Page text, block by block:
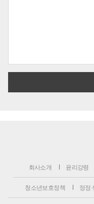
회사소개 윤리강령
청소년보호정책 정정